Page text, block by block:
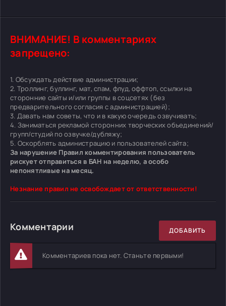
ВНИМАНИЕ! В комментариях
запрещено:
1. Обсуждать действие администрации;
2. Троллинг, буллинг, мат, спам, флуд, оффтоп, ссылки на
сторонние сайты и/или группы в соцсетях (без
предварительного согласия с администрацией);
3. Давать нам советы, что и в какую очередь озвучивать;
4. Заниматься рекламой сторонних творческих объединений/
групп/студий по озвучке/дубляжу;
5. Оскорблять администрацию и пользователей сайта;
За нарушение Правил комментирования пользователь
рискует отправиться в БАН на неделю, а особо
непонятливые на месяц.
Незнание правил не освобождает от ответственности!
Комментарии ДОБАВИТЬ
Комментариев пока нет. Станьте первыми!